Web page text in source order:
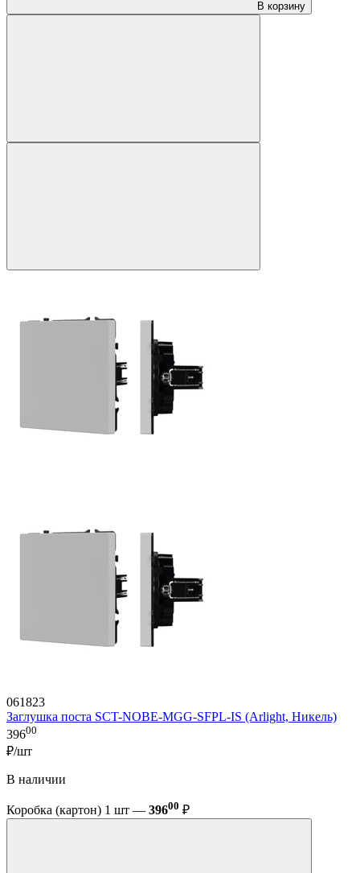
В корзину
061823
Заглушка поста SCT-NOBE-MGG-SFPL-IS (Arlight, Никель)
39600
₽/шт
В наличии
Коробка (картон) 1 шт — 39600 ₽